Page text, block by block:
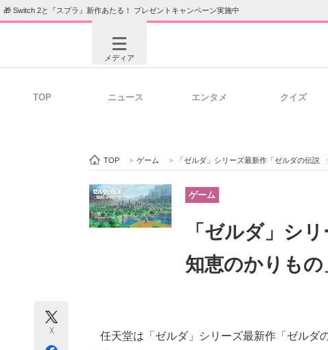
🎁 Switch 2と『スプラ』新作あたる！ プレゼントキャンペーン実施中
メディア
ビジネスと働き方のヒント
ITエンジニア向け専門サイト
TOP ニュース エンタメ クイズ
TOP > ゲーム > 「ゼルダ」シリーズ最新作「ゼルダの伝
ゲーム
「ゼルダ」シ
知恵のかりも
X
任天堂は「ゼルダ」シリーズ最新作「ゼルダ